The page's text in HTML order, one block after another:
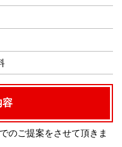
容
のご提案をさせて頂きま